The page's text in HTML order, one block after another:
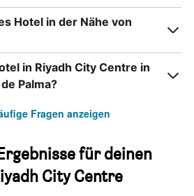
Hotel in der Nähe von
in Riyadh City Centre in
Palma?
Fragen anzeigen
für deinen
City Centre